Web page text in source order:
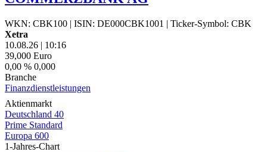
WKN: CBK100 | ISIN: DE000CBK1001 | Ticker-Symbol: CBK
Xetra
10.08.26 | 10:16
39,000 Euro
0,00 % 0,000
Branche
Finanzdienstleistungen
Aktienmarkt
Deutschland 40
Prime Standard
Europa 600
1-Jahres-Chart